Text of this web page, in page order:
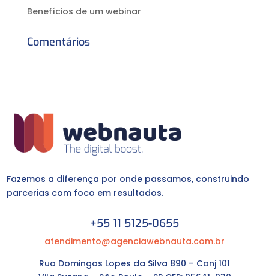
Benefícios de um webinar
Comentários
Fazemos a diferença por onde passamos, construindo
parcerias com foco em resultados.
+55 11 5125-0655
atendimento@agenciawebnauta.com.br
Rua Domingos Lopes da Silva 890 – Conj 101